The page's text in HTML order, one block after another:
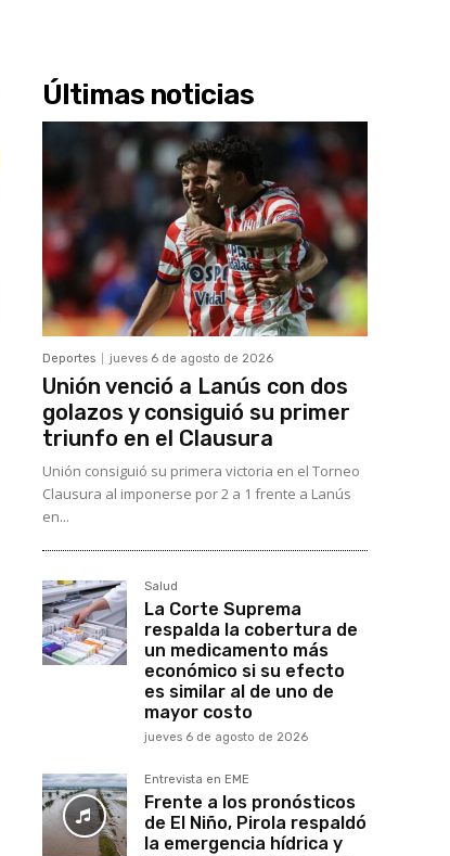
Últimas noticias
Deportes jueves 6 de agosto de 2026
Unión venció a Lanús con dos
golazos y consiguió su primer
triunfo en el Clausura
Unión consiguió su primera victoria en el Torneo
Clausura al imponerse por 2 a 1 frente a Lanús
en...
Salud
La Corte Suprema
respalda la cobertura de
un medicamento más
económico si su efecto
es similar al de uno de
mayor costo
jueves 6 de agosto de 2026
Entrevista en EME
Frente a los pronósticos
de El Niño, Pirola respaldó
la emergencia hídrica y